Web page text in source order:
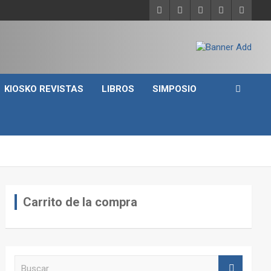
KIOSKO REVISTAS LIBROS SIMPOSIO
Carrito de la compra